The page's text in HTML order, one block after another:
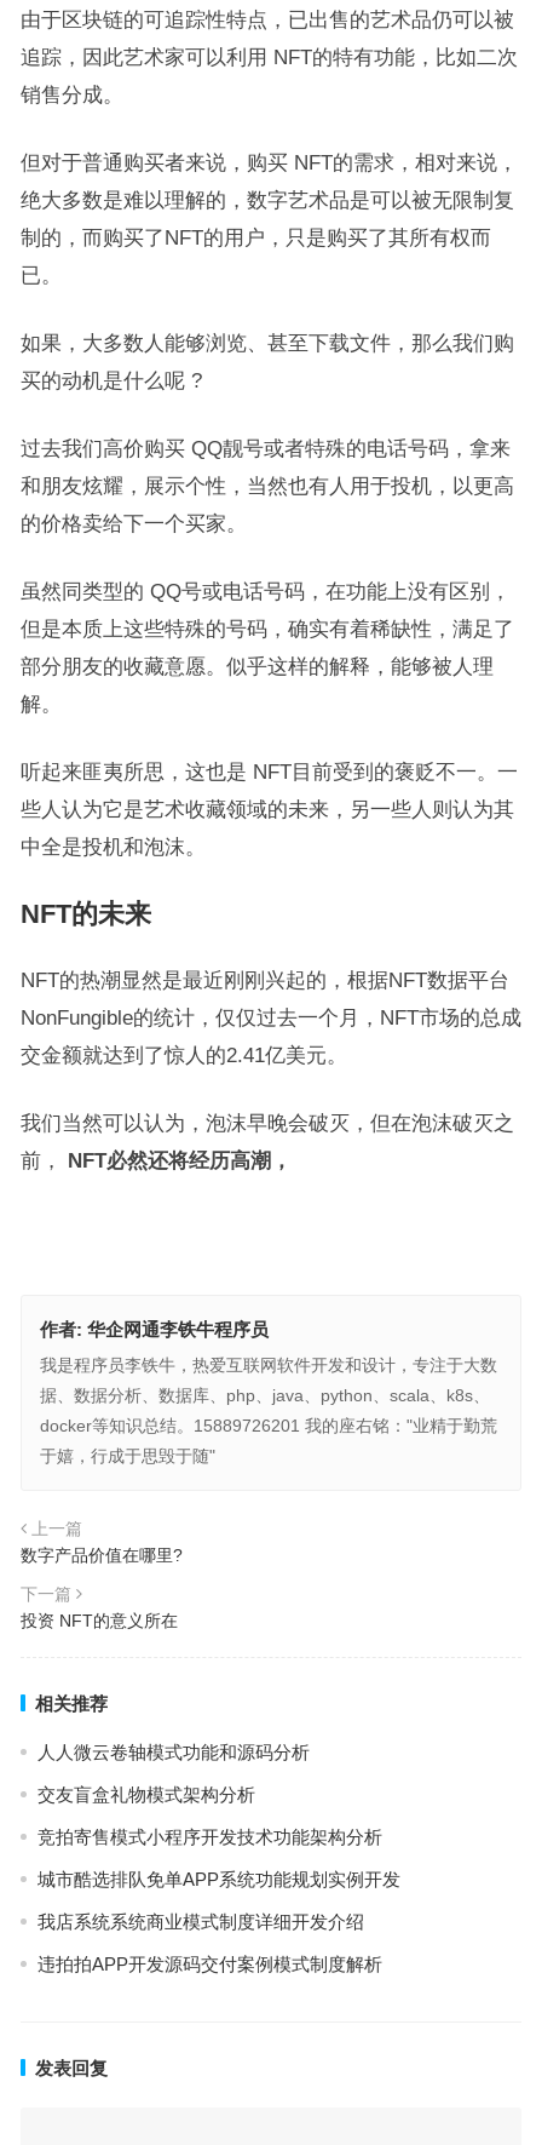
由于区块链的可追踪性特点，已出售的艺术品仍可以被
追踪，因此艺术家可以利用 NFT的特有功能，比如二次
销售分成。
但对于普通购买者来说，购买 NFT的需求，相对来说，
绝大多数是难以理解的，数字艺术品是可以被无限制复
制的，而购买了NFT的用户，只是购买了其所有权而
已。
如果，大多数人能够浏览、甚至下载文件，那么我们购
买的动机是什么呢 ?
过去我们高价购买 QQ靓号或者特殊的电话号码，拿来
和朋友炫耀，展示个性，当然也有人用于投机，以更高
的价格卖给下一个买家。
虽然同类型的 QQ号或电话号码，在功能上没有区别，
但是本质上这些特殊的号码，确实有着稀缺性，满足了
部分朋友的收藏意愿。似乎这样的解释，能够被人理
解。
听起来匪夷所思，这也是 NFT目前受到的褒贬不一。一
些人认为它是艺术收藏领域的未来，另一些人则认为其
中全是投机和泡沫。
NFT的未来
NFT的热潮显然是最近刚刚兴起的，根据NFT数据平台
NonFungible的统计，仅仅过去一个月，NFT市场的总成
交金额就达到了惊人的2.41亿美元。
我们当然可以认为，泡沫早晚会破灭，但在泡沫破灭之
前， NFT必然还将经历高潮，
作者: 华企网通李铁牛程序员
我是程序员李铁牛，热爱互联网软件开发和设计，专注于大数
据、数据分析、数据库、php、java、python、scala、k8s、
docker等知识总结。15889726201 我的座右铭："业精于勤荒
于嬉，行成于思毁于随"
上一篇
数字产品价值在哪里?
下一篇
投资 NFT的意义所在
相关推荐
人人微云卷轴模式功能和源码分析
交友盲盒礼物模式架构分析
竞拍寄售模式小程序开发技术功能架构分析
城市酷选排队免单APP系统功能规划实例开发
我店系统系统商业模式制度详细开发介绍
违拍拍APP开发源码交付案例模式制度解析
发表回复